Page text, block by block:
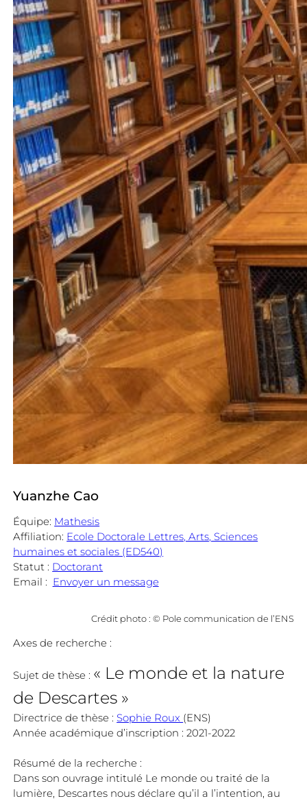
Yuanzhe Cao
Équipe: Mathesis
Affiliation: Ecole Doctorale Lettres, Arts, Sciences
humaines et sociales (ED540)
Statut : Doctorant
Email : Envoyer un message
Crédit photo : © Pole communication de l’ENS
Axes de recherche :
Sujet de thèse : « Le monde et la nature
de Descartes »
Directrice de thèse : Sophie Roux (ENS)
Année académique d’inscription : 2021-2022
Résumé de la recherche :
Dans son ouvrage intitulé Le monde ou traité de la
lumière, Descartes nous déclare qu’il a l’intention, au